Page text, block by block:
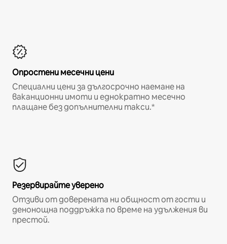
Опростени месечни цени
Специални цени за дългосрочно наемане на
ваканционни имоти и еднократно месечно
плащане без допълнителни такси.*
Резервирайте уверено
Отзиви от доверената ни общност от гости и
денонощна поддръжка по време на удължения ви
престой.